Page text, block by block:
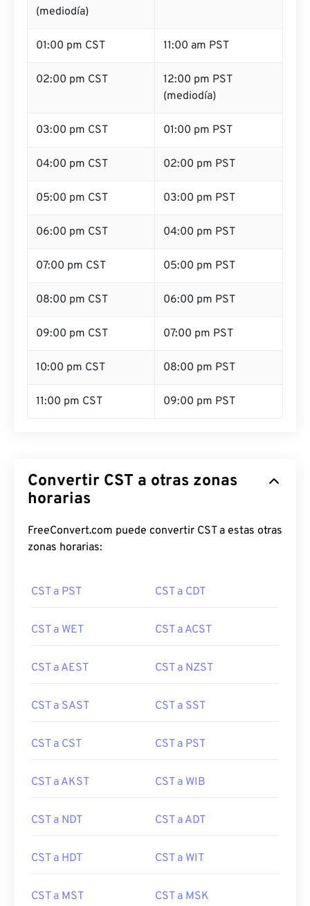
(mediodía)
01:00 pm CST 11:00 am PST
02:00 pm CST
12:00 pm PST
(mediodía)
03:00 pm CST 01:00 pm PST
04:00 pm CST 02:00 pm PST
05:00 pm CST 03:00 pm PST
06:00 pm CST 04:00 pm PST
07:00 pm CST 05:00 pm PST
08:00 pm CST 06:00 pm PST
09:00 pm CST 07:00 pm PST
10:00 pm CST 08:00 pm PST
11:00 pm CST 09:00 pm PST
Convertir CST a otras zonas
horarias
FreeConvert.com puede convertir CST a estas otras
zonas horarias:
CST a PST CST a CDT
CST a WET CST a ACST
CST a AEST CST a NZST
CST a SAST CST a SST
CST a CST CST a PST
CST a AKST CST a WIB
CST a NDT CST a ADT
CST a HDT CST a WIT
CST a MST CST a MSK